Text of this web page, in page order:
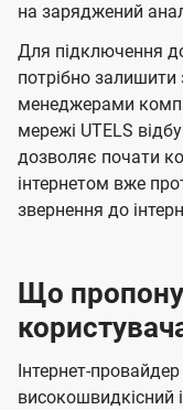
на заряджений
Для підключення
потрібно залишити
менеджерами
мережі UTELS
дозволяє почати
інтернетом вже
звернення до
Що
Інтернет-
високошвидкісний